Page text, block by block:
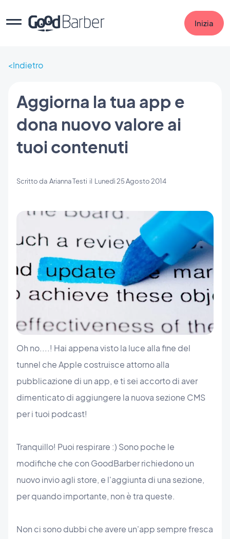
Inizia
Indietro
Aggiorna la tua app e
dona nuovo valore ai
tuoi contenuti
Scritto da Arianna Testi il Lunedì 25 Agosto 2014
Oh no....! Hai appena visto la luce alla fine del
tunnel che Apple costruisce attorno alla
pubblicazione di un app, e ti sei accorto di aver
dimenticato di aggiungere la nuova sezione CMS
per i tuoi podcast!
Tranquillo! Puoi respirare :) Sono poche le
modifiche che con GoodBarber richiedono un
nuovo invio agli store, e l'aggiunta di una sezione,
per quando importante, non è tra queste.
Non ci sono dubbi che avere un'app sempre fresca